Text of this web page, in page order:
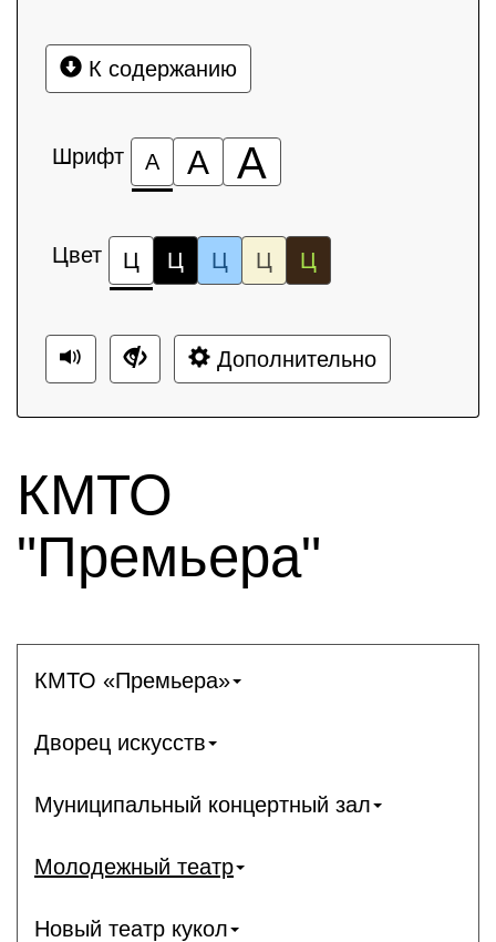
К содержанию
Шрифт А А А
Цвет Ц Ц Ц Ц Ц
Дополнительно
КМТО
"Премьера"
КМТО «Премьера»
Дворец искусств
Муниципальный концертный зал
Молодежный театр
Новый театр кукол